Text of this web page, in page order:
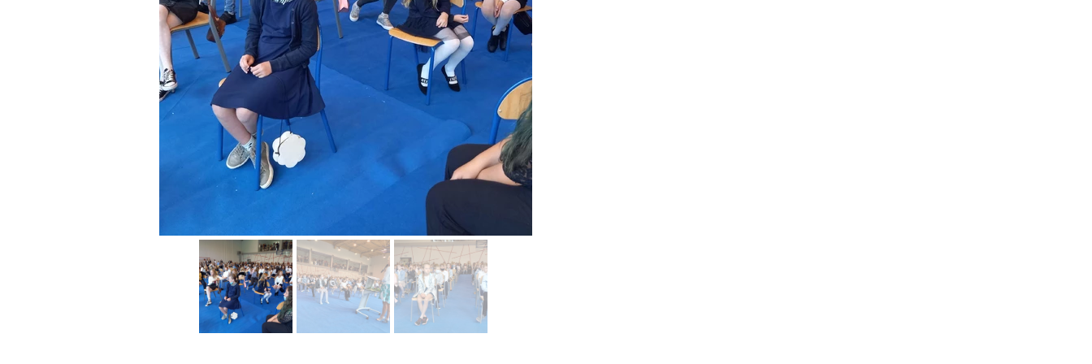
Nasza szkoła jest OK
Erasmus+ Uniwersalny Język Sztuki
Erasmus+ Przez dwujęzyczność do przyszłości
Erasmus+ Mózgi w szkole. Wiedza jest potęgą!